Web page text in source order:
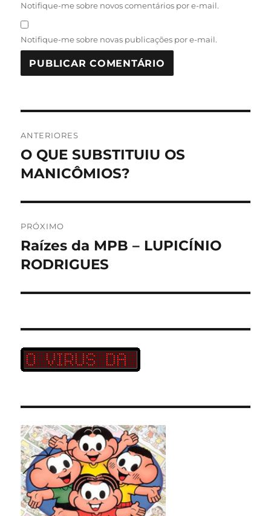
Notifique-me sobre novos comentários por e-mail.
Notifique-me sobre novas publicações por e-mail.
de
Post
ANTERIORES
Post
anterior:
O QUE SUBSTITUIU OS
MANICÔMIOS?
PRÓXIMO
Próximo
post:
Raízes da MPB – LUPICÍNIO
RODRIGUES